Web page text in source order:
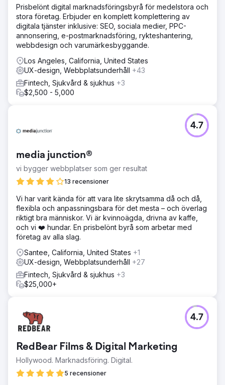
skalbar, modern produkt som ökade användbarheten,
påskyndade implementeringen och positionerade
plattformen för långsiktig tillväxt.
Gå till byråsida
Prisbelönt digital marknadsföringsbyrå för medelstora och
stora företag. Erbjuder en komplett komplettering av
digitala tjänster inklusive: SEO, sociala medier, PPC-
annonsering, e-postmarknadsföring, rykteshantering,
webbdesign och varumärkesbyggande.
Los Angeles, California, United States
UX-design, Webbplatsunderhåll +43
Fintech, Sjukvård & sjukhus +3
$2,500 - 5,000
media junction®
vi bygger webbplatser som ger resultat
13 recensioner
4.7
Vi har varit kända för att vara lite skrytsamma då och då,
flexibla och anpassningsbara för det mesta – och överlag
riktigt bra människor. Vi är kvinnoägda, drivna av kaffe,
och vi ❤️ hundar. En prisbelönt byrå som arbetar med
företag av alla slag.
Santee, California, United States +1
UX-design, Webbplatsunderhåll +27
Fintech, Sjukvård & sjukhus +3
$25,000+
RedBear Films & Digital Marketing
Hollywood. Marknadsföring. Digital.
5 recensioner
4.7